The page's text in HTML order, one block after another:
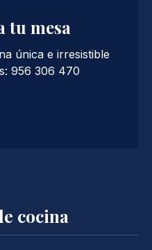
tu mesa
única e irresistible
956 306 470
cocina